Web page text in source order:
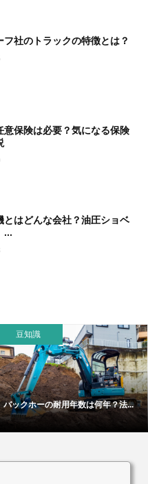
フ社のトラックの特徴とは？
意保険は必要？気になる保険
とはどんな会社？油圧ショベ
...
豆知識
バックホーの耐用年数は何年？法...